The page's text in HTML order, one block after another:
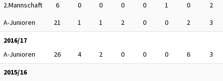
2.Mannschaft
6 0 0 0 0 1 0
2
A-Junioren
21 1 1 2 0 0 2
3
2016/17
A-Junioren
26 4 2 0 0 0 6
3
2015/16